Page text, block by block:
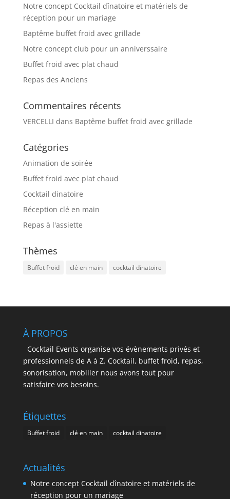
Notre concept Cocktail dînatoire et matériels de
réception pour un mariage
Baptême buffet froid avec grillade
Notre concept club pour un anniverssaire
Buffet froid avec plat chaud
Repas des Anciens
Commentaires récents
VERCELLI dans Baptême buffet froid avec grillade
Catégories
Animation de soirée
Buffet froid avec plat chaud
Cocktail dinatoire
Réception clé en main
Repas à l'assiette
Thèmes
Buffet froid clé en main cocktail dinatoire
À PROPOS
Cocktail Events organise vos évènements privés et
professionnels de A à Z. Cocktail, buffet froid, repas,
sonorisation, mobilier nous avons tout pour
satisfaire vos besoins.
Étiquettes
Buffet froid clé en main cocktail dinatoire
Actualités
Notre concept Cocktail dînatoire et matériels de
réception pour un mariage